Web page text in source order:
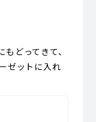
どってきて、
ゼットに入れ